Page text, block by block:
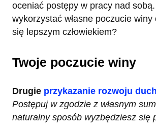
oceniać postępy w pracy nad
wykorzystać własne poczucie
się lepszym człowiekiem?
Twoje poczucie winy
Drugie przykazanie rozwoju
Postępuj w zgodzie z własnym
naturalny sposób wyzbędziesz się